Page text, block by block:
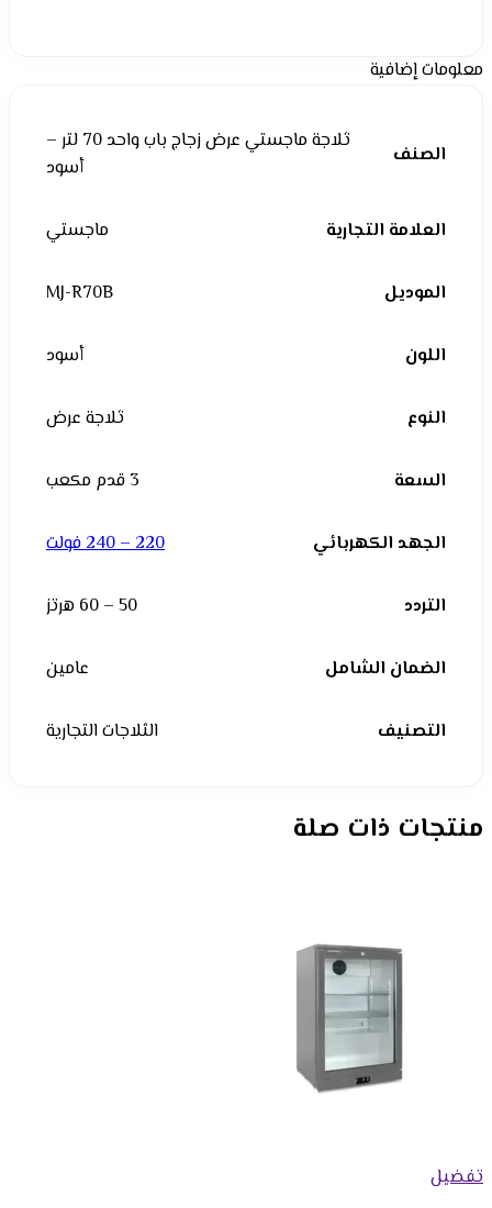
معلومات إضافية
الصنف
ثلاجة ماجستي عرض زجاج باب واحد 70 لتر –
أسود
العلامة التجارية ماجستي
الموديل MJ-R70B
اللون أسود
النوع ثلاجة عرض
السعة 3 قدم مكعب
الجهد الكهربائي 220 – 240 فولت
التردد 50 – 60 هرتز
الضمان الشامل عامين
التصنيف الثلاجات التجارية
منتجات ذات صلة
تفضيل